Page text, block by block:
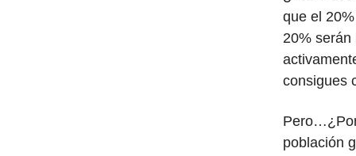
que el
20% serán
consigues
población